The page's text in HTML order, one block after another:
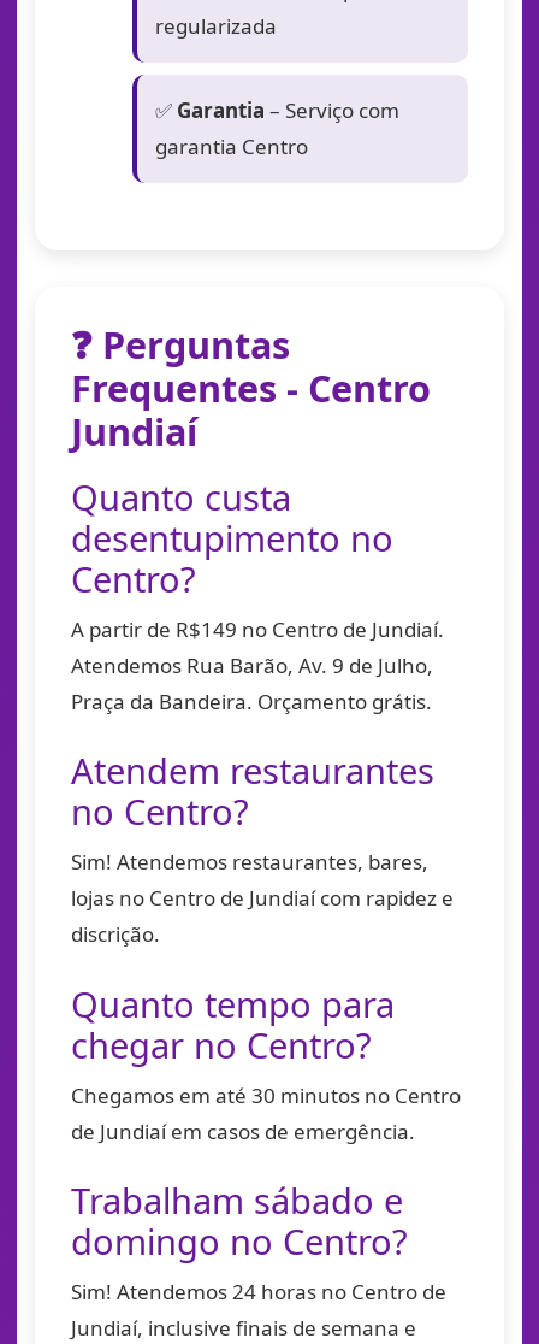
regularizada
✅ Garantia – Serviço com
garantia Centro
❓ Perguntas
Frequentes - Centro
Jundiaí
Quanto custa
desentupimento no
Centro?
A partir de R$149 no Centro de Jundiaí.
Atendemos Rua Barão, Av. 9 de Julho,
Praça da Bandeira. Orçamento grátis.
Atendem restaurantes
no Centro?
Sim! Atendemos restaurantes, bares,
lojas no Centro de Jundiaí com rapidez e
discrição.
Quanto tempo para
chegar no Centro?
Chegamos em até 30 minutos no Centro
de Jundiaí em casos de emergência.
Trabalham sábado e
domingo no Centro?
Sim! Atendemos 24 horas no Centro de
Jundiaí, inclusive finais de semana e